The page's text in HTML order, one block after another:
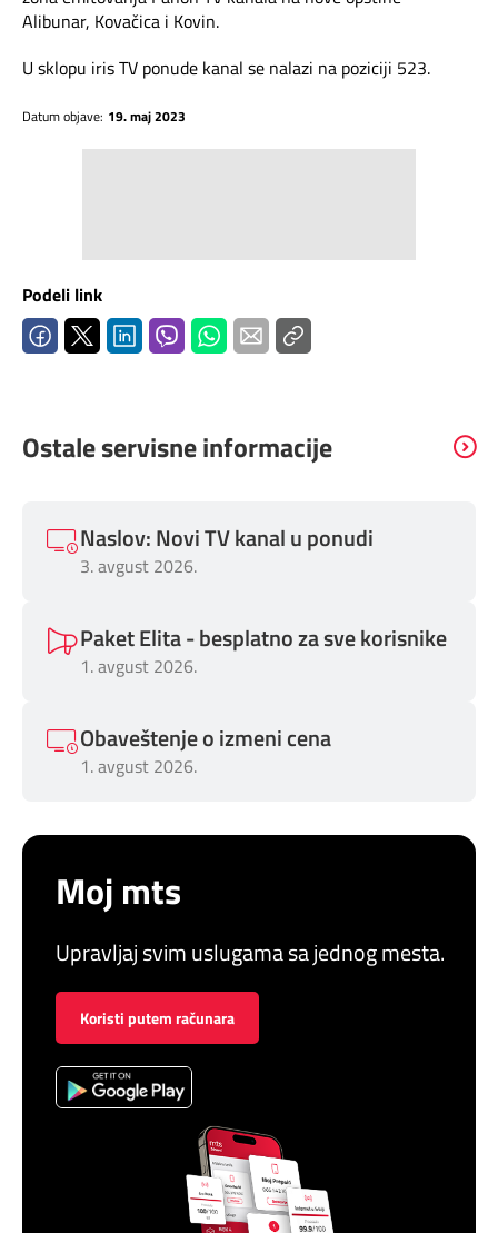
Pozivi ka inostranstvu
iris TV
TV APP
Telefonski imenik
Samouslužni servisi
Kako do nas?
Rešavanje problema
Pokrivenost mreže
eRačun
Putuj pametnije
Alibunar, Kovačica i Kovin.
U sklopu iris TV ponude kanal se nalazi na poziciji 523.
Datum objave: 19. maj 2023
Podeli link
Ostale servisne informacije
Naslov: Novi TV kanal u ponudi
3. avgust 2026.
Paket Elita - besplatno za sve korisnike
1. avgust 2026.
Obaveštenje o izmeni cena
1. avgust 2026.
Moj mts
Upravljaj svim uslugama sa jednog mesta.
Koristi putem računara